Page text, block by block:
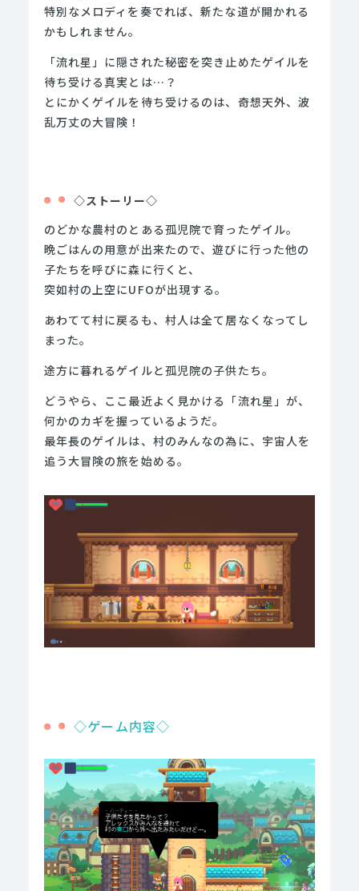
特別なメロディを奏でれば、新たな道が開かれる
かもしれません。
「流れ星」に隠された秘密を突き止めたゲイルを
待ち受ける真実とは…？
とにかくゲイルを待ち受けるのは、奇想天外、波
乱万丈の大冒険！
◇ストーリー◇
のどかな農村のとある孤児院で育ったゲイル。
晩ごはんの用意が出来たので、遊びに行った他の
子たちを呼びに森に行くと、
突如村の上空にUFOが出現する。
あわてて村に戻るも、村人は全て居なくなってし
まった。
途方に暮れるゲイルと孤児院の子供たち。
どうやら、ここ最近よく見かける「流れ星」が、
何かのカギを握っているようだ。
最年長のゲイルは、村のみんなの為に、宇宙人を
追う大冒険の旅を始める。
◇ゲーム内容◇